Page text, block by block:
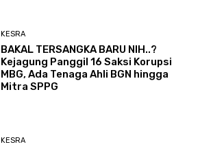
KESRA
BAKAL TERSANGKA BARU NIH..?
Kejagung Panggil 16 Saksi Korupsi
MBG, Ada Tenaga Ahli BGN hingga
Mitra SPPG
KESRA